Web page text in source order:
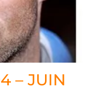
– JUIN